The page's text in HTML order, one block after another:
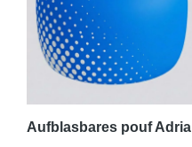
Aufblasbares pouf Adria